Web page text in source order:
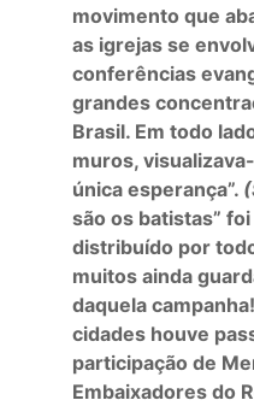
movimento que
as igrejas se
conferências
grandes
Brasil. Em todo
muros,
única esperança”.
são os batistas”
distribuído por
muitos ainda
daquela campanha!
cidades houve
participação de
Embaixadores do